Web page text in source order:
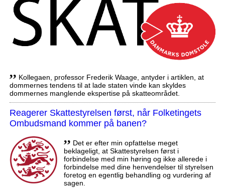
,, Kollegaen, professor Frederik Waage, antyder i artiklen, at
dommernes tendens til at lade staten vinde kan skyldes
dommernes manglende ekspertise på skatteområdet.
Reagerer Skattestyrelsen først, når Folketingets
Ombudsmand kommer på banen?
,, Det er efter min opfattelse meget
beklageligt, at Skattestyrelsen først i
forbindelse med min høring og ikke allerede i
forbindelse med dine henvendelser til styrelsen
foretog en egentlig behandling og vurdering af
sagen.